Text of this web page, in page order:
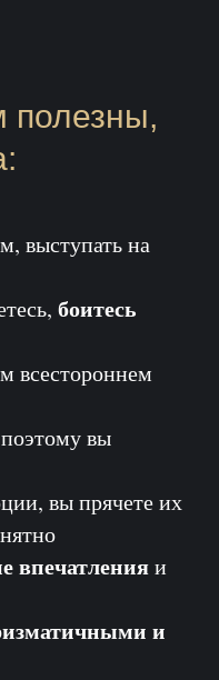
выступать на
боитесь
всестороннем
вы
вы прячете их
впечатленияи
и